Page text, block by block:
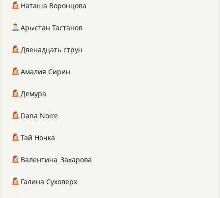
Наташа Воронцова
Арыстан Тастанов
Двенадцать струн
Амалия Сирин
Демура
Dana Noire
Тай Ночка
Валентина_Захарова
Галина Суховерх